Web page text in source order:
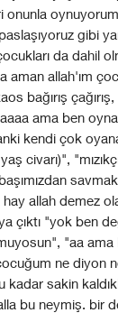
onunla
gibi
da dahil
aman allah'ım
bağırış
ama ben
kendi çok
civarı)",
allah demez
çıktı "yok ben
"aa
ne diyon
sakin
bu neymiş. bir